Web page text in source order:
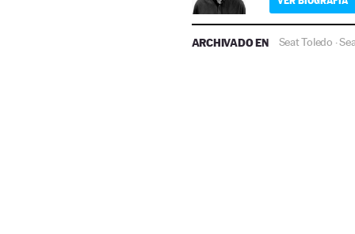
ARCHIVADO EN Seat Toledo ·